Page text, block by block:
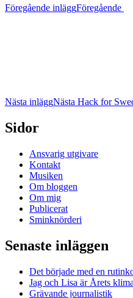
Föregående inläggFöregående
Nästa inläggNästa Hack for
Sidor
Ansvarig utgivare
Kontakt
Musiken
Om bloggen
Om mig
Publicerat
Sminknörderi
Senaste inläggen
Det började med en
Jag och Lisa är Årets
Grävande journalistik